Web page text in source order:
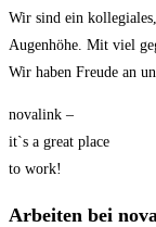
Wir sind ein
Augenhöhe. Mit viel
Wir haben Freude an
novalink –
it`s a great place
to work!
Arbeiten bei